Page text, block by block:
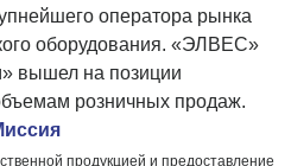
оператора рынка
оборудования. «ЭЛВЕС»
вышел на позиции
розничных продаж.
продукцией и предоставление